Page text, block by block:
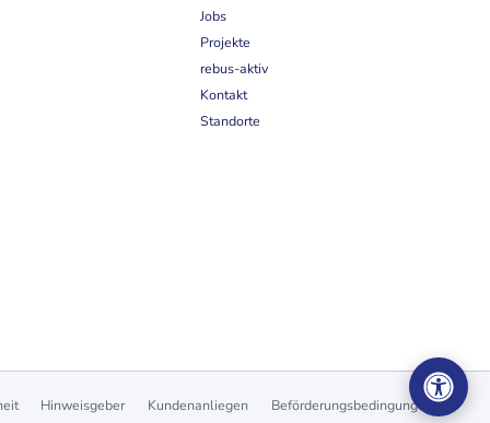
Jobs
Projekte
rebus-aktiv
Kontakt
Standorte
Hinweisgeber Kundenanliegen Beförderungsbedingungen